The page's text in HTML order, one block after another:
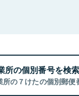
所の個別番号を検
所の７けたの個別郵便